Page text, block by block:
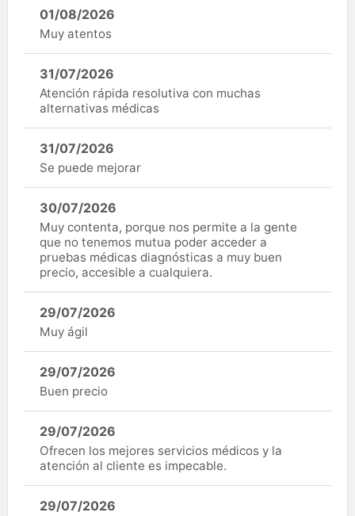
01/08/2026
Muy atentos
31/07/2026
Atención rápida resolutiva con muchas
alternativas médicas
31/07/2026
Se puede mejorar
30/07/2026
Muy contenta, porque nos permite a la gente
que no tenemos mutua poder acceder a
pruebas médicas diagnósticas a muy buen
precio, accesible a cualquiera.
29/07/2026
Muy ágil
29/07/2026
Buen precio
29/07/2026
Ofrecen los mejores servicios médicos y la
atención al cliente es impecable.
29/07/2026